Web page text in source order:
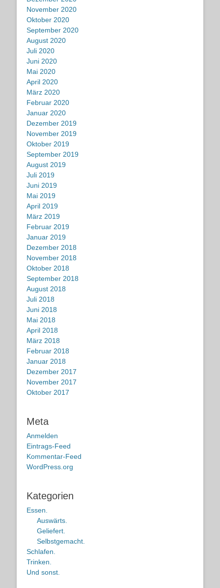
November 2020
Oktober 2020
September 2020
August 2020
Juli 2020
Juni 2020
Mai 2020
April 2020
März 2020
Februar 2020
Januar 2020
Dezember 2019
November 2019
Oktober 2019
September 2019
August 2019
Juli 2019
Juni 2019
Mai 2019
April 2019
März 2019
Februar 2019
Januar 2019
Dezember 2018
November 2018
Oktober 2018
September 2018
August 2018
Juli 2018
Juni 2018
Mai 2018
April 2018
März 2018
Februar 2018
Januar 2018
Dezember 2017
November 2017
Oktober 2017
Meta
Anmelden
Eintrags-Feed
Kommentar-Feed
WordPress.org
Kategorien
Essen.
Auswärts.
Geliefert.
Selbstgemacht.
Schlafen.
Trinken.
Und sonst.